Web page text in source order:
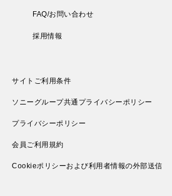
FAQ/お問い合わせ
採用情報
サイトご利用条件
ソニーグループ共通プライバシーポリシー
プライバシーポリシー
会員ご利用規約
Cookieポリシーおよび利用者情報の外部送信